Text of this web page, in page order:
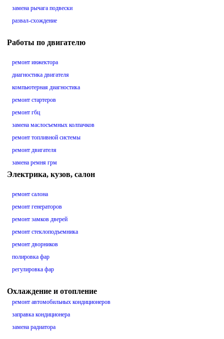
замена рычага подвески
развал-схождение
Работы по двигателю
ремонт инжектора
диагностика двигателя
компьютерная диагностика
ремонт стартеров
ремонт гбц
замена маслосъемных колпачков
ремонт топливной системы
ремонт двигателя
замена ремня грм
Электрика, кузов, салон
ремонт салона
ремонт генераторов
ремонт замков дверей
ремонт стеклоподъемника
ремонт дворников
полировка фар
регулировка фар
Охлаждение и отопление
ремонт автомобильных кондиционеров
заправка кондиционера
замена радиатора